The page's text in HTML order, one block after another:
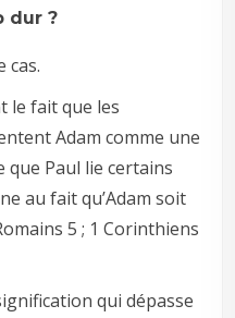
dur ?
cas.
le fait que les
Adam comme une
Paul lie certains
au fait qu’Adam soit
5 ; 1 Corinthiens
qui dépasse